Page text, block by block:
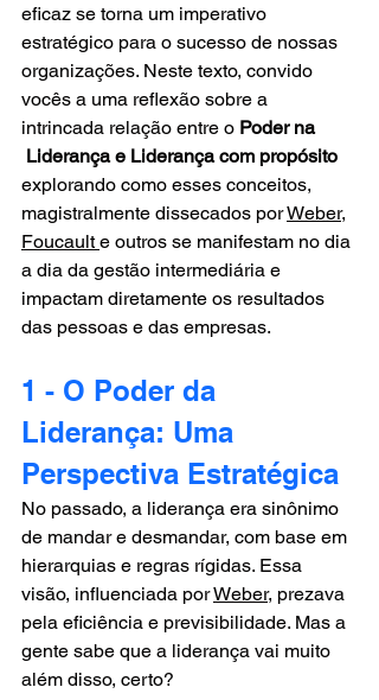
eficaz se torna um imperativo
estratégico para o sucesso de nossas
organizações. Neste texto, convido
vocês a uma reflexão sobre a
intrincada relação entre o Poder na
Liderança e Liderança com propósito
explorando como esses conceitos,
magistralmente dissecados por Weber,
Foucault e outros se manifestam no dia
a dia da gestão intermediária e
impactam diretamente os resultados
das pessoas e das empresas.
1 - O Poder da
Liderança: Uma
Perspectiva Estratégica
No passado, a liderança era sinônimo
de mandar e desmandar, com base em
hierarquias e regras rígidas. Essa
visão, influenciada por Weber, prezava
pela eficiência e previsibilidade. Mas a
gente sabe que a liderança vai muito
além disso, certo?